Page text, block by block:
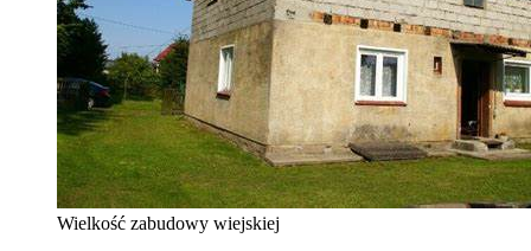
Wielkość zabudowy wiejskiej